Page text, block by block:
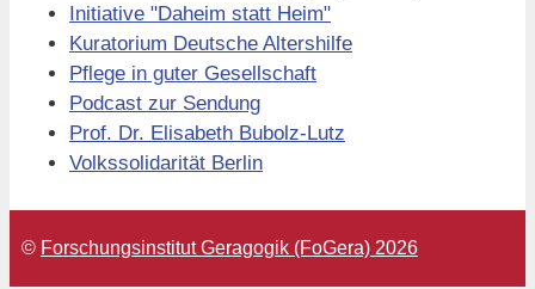
Initiative "Daheim statt Heim"
Kuratorium Deutsche Altershilfe
Pflege in guter Gesellschaft
Podcast zur Sendung
Prof. Dr. Elisabeth Bubolz-Lutz
Volkssolidarität Berlin
© Forschungsinstitut Geragogik (FoGera) 2026